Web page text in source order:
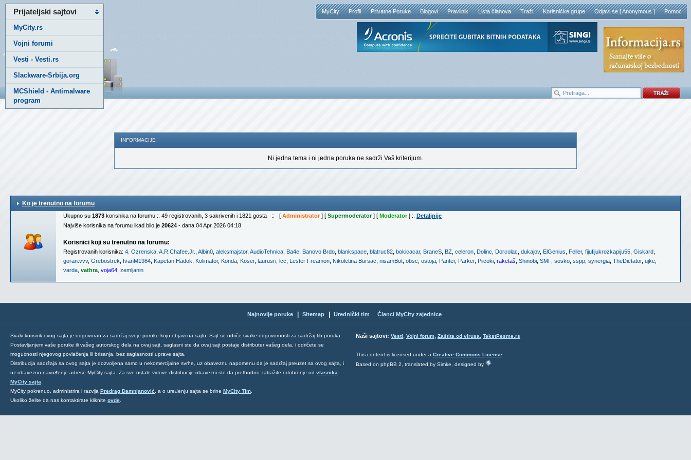
Prijateljski sajtovi
MyCity.rs
Vojni forumi
Vesti - Vesti.rs
Slackware-Srbija.org
MCShield - Antimalware
program
MyCity Profil Privatne Poruke Blogovi Pravilnik Lista članova Traži Korisničke grupe Odjavi se [ Anonymous ] Pomoć
INFORMACIJE
Ni jedna tema i ni jedna poruka ne sadrži Vaš kriterijum.
Ko je trenutno na forumu
Ukupno su 1873 korisnika na forumu :: 49 registrovanih, 3 sakrivenih i 1821 gosta :: [ Administrator] [ Supermoderator] [ Moderator] :: Detaljnije
Najviše korisnika na forumu ikad bilo je 20624 - dana 04 Apr 2026 04:18
Korisnici koji su trenutno na forumu:
Registrovanih korisnika: 4. Ozrenska A.R.Chafee.Jr. Albin0 aleksmajstor, AudioTehnica Ba4e Banovo Brdo blankspace blatruc82 bokicacar, BraneS BZ celeron Dolinc Dorcolac dukajov, ElGenius Feller, fijufijukrozkapiju55 Giskard
goran.vvv, Grebostrek IvanM1984 Kapetan Hadok Kolimator, Konda Koser, laurusri lcc Lester Freamon Nikoletina Bursac nisamBot obsc ostoja Panter, Parker, Piicoki raketaš Shinobi SMF, sosko sspp synergia TheDictator, ujke
varda vathra voja64 zemljanin
Najnovije poruke Sitemap Urednički tim Članci MyCity zajednice
Svaki korisnik ovog sajta je odgovoran za sadržaj svoje poruke koju objavi na sajtu. Sajt se odriče svake odgovornosti za sadržaj tih poruka.
Postavljanjem vaše poruke ili vašeg autorskog dela na ovaj sajt, saglasni ste da ovaj sajt postaje distributer vašeg dela, i odričete se
mogućnosti njegovog povlačenja ili brisanja, bez saglasnosti uprave sajta.
Distribucija sadržaja sa ovog sajta je dozvoljena samo u nekomercijalne svrhe, uz obaveznu napomenu da je sadržaj preuzet sa ovog sajta, i
uz obavezno navođenje adrese MyCity sajta. Za sve ostale vidove distribucije obavezni ste da prethodno zatražite odobrenje od vlasnika
MyCity sajta
MyCity pokrenuo, administrira i razvija Predrag Damnjanović , a o uređenju sajta se brine MyCity Tim
Ukoliko želite da nas kontaktirate kliknite ovde
Naši sajtovi: Vesti, Vojni forum, Zaštita od virusa, TekstPesme.rs
This content is licensed under a Creative Commons License
Based on phpBB 2, translated by Simke, designed by